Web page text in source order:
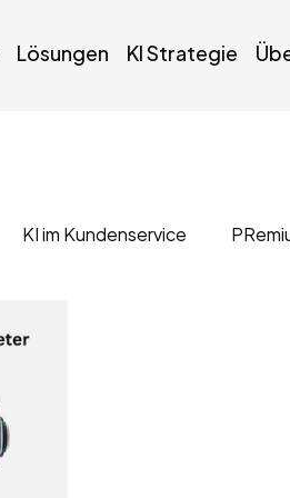
Lösungen KI Strategie
KI im Kundenservice